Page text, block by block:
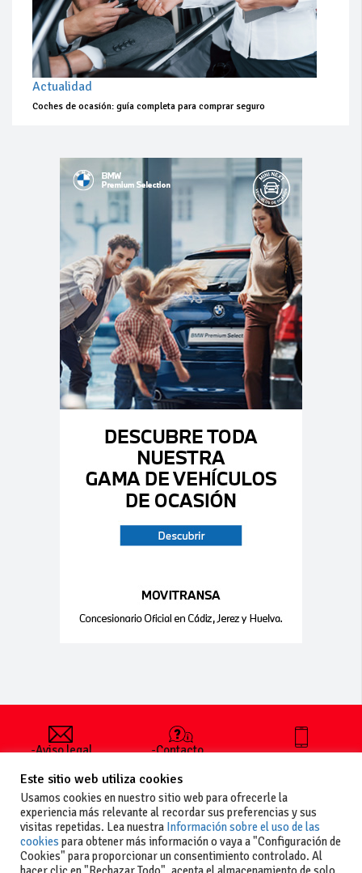
Actualidad
Coches de ocasión: guía completa para comprar seguro
-Aviso legal
generales
de uso
-Política de
privacidad
-Política de
cookies
-Contacto
publicar un
anuncio
-Vende+
+34 627 35
Este sitio web utiliza cookies
Usamos cookies en nuestro sitio web para ofrecerle la
experiencia más relevante al recordar sus preferencias y sus
visitas repetidas. Lea nuestra Información sobre el uso de las
cookies para obtener más información o vaya a "Configuración de
Cookies" para proporcionar un consentimiento controlado. Al